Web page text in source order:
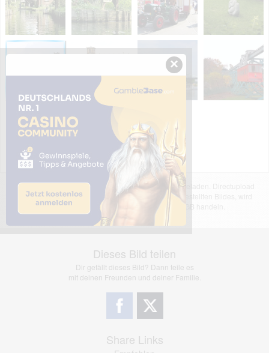
Das dargestellte Bild wurde von einem Nutzer hochgeladen. Directupload
übernimmt keinerlei Haftung für den Inhalt des dargestellten Bildes, wird
jedoch bei Verstößen nach §2(3) unserer AGB handeln.
Dieses Bild teilen
Dir gefällt dieses Bild? Dann teile es
mit deinen Freunden und deiner Familie.
Share Links
×